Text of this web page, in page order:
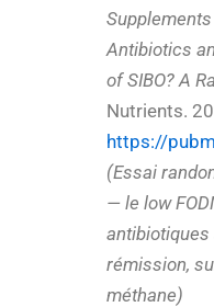
Antibiotics
of SIBO? A
Nutrients.
https://
(Essai
— le low
antibiotiques
rémission,
méthane)